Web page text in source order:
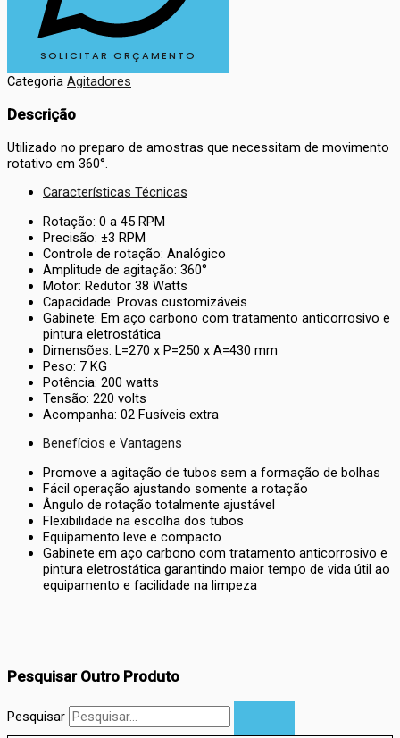
SOLICITAR ORÇAMENTO
Categoria Agitadores
Descrição
Utilizado no preparo de amostras que necessitam de movimento
rotativo em 360°.
Características Técnicas
Rotação: 0 a 45 RPM
Precisão: ±3 RPM
Controle de rotação: Analógico
Amplitude de agitação: 360°
Motor: Redutor 38 Watts
Capacidade: Provas customizáveis
Gabinete: Em aço carbono com tratamento anticorrosivo e
pintura eletrostática
Dimensões: L=270 x P=250 x A=430 mm
Peso: 7 KG
Potência: 200 watts
Tensão: 220 volts
Acompanha: 02 Fusíveis extra
Benefícios e Vantagens
Promove a agitação de tubos sem a formação de bolhas
Fácil operação ajustando somente a rotação
Ângulo de rotação totalmente ajustável
Flexibilidade na escolha dos tubos
Equipamento leve e compacto
Gabinete em aço carbono com tratamento anticorrosivo e
pintura eletrostática garantindo maior tempo de vida útil ao
equipamento e facilidade na limpeza
Pesquisar Outro Produto
Pesquisar